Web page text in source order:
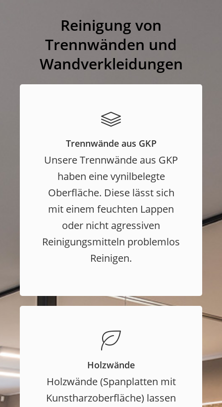
Reinigung von
Trennwänden und
Wandverkleidungen ​
Trennwände aus GKP
Unsere Trennwände aus GKP
haben eine vynilbelegte
Oberfläche. Diese lässt sich
mit einem feuchten Lappen
oder nicht agressiven
Reinigungsmitteln problemlos
Reinigen.
Holzwände
Holzwände (Spanplatten mit
Kunstharzoberfläche) lassen